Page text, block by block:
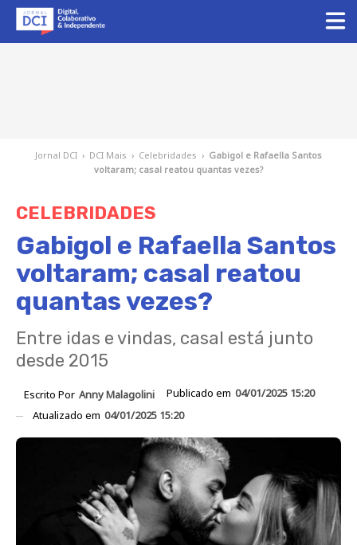
Jornal DCI › DCI Mais › Celebridades › Gabigol e Rafaella Santos
voltaram; casal reatou quantas vezes?
CELEBRIDADES
Gabigol e Rafaella Santos
voltaram; casal reatou
quantas vezes?
Entre idas e vindas, casal está junto
desde 2015
Escrito Por Anny Malagolini Publicado em 04/01/2025 15:20
Atualizado em 04/01/2025 15:20